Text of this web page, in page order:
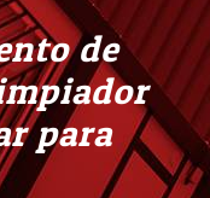
de
para